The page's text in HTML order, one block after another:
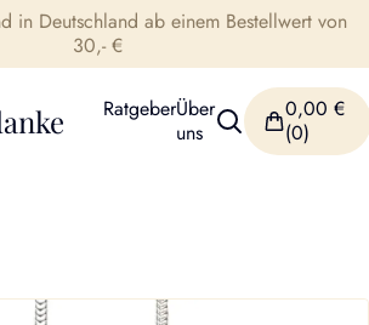
in Deutschland ab einem Bestellwert von
30,- €
RatgeberÜber
uns
0,00 €
(0)